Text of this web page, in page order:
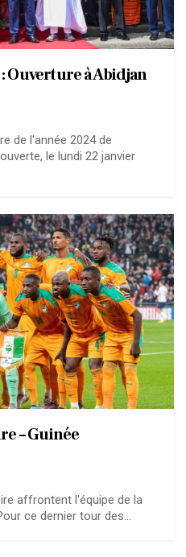
Ouverture à Abidjan
de l'année 2024 de
le lundi 22 janvier
– Guinée
affrontent l'équipe de la
ce dernier tour des…